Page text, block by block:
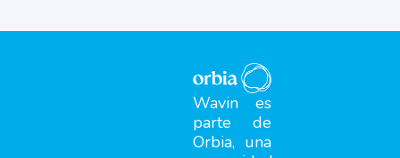
Wavin es
parte de
Orbia, una